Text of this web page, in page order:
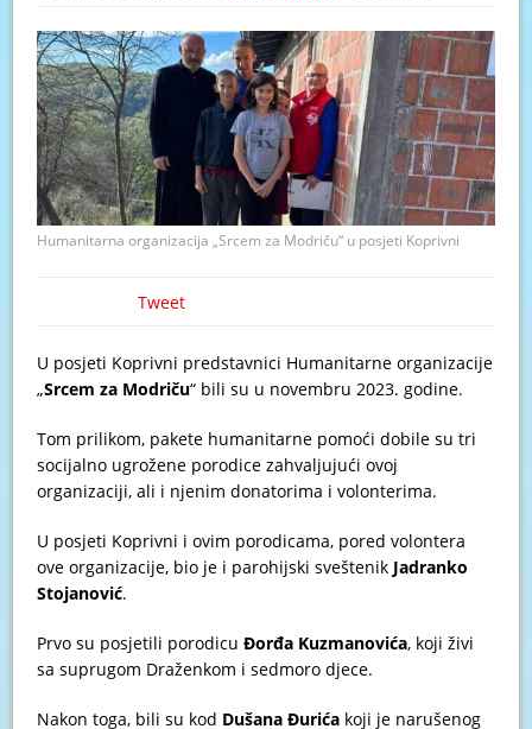
Humanitarna organizacija „Srcem za Modriču“ u posjeti Koprivni
Tweet
U posjeti Koprivni predstavnici Humanitarne organizacije
„Srcem za Modriču“ bili su u novembru 2023. godine.
Tom prilikom, pakete humanitarne pomoći dobile su tri
socijalno ugrožene porodice zahvaljujući ovoj
organizaciji, ali i njenim donatorima i volonterima.
U posjeti Koprivni i ovim porodicama, pored volontera
ove organizacije, bio je i parohijski sveštenik Jadranko
Stojanović.
Prvo su posjetili porodicuĐorđa Kuzmanovića, koji živi
sa suprugom Draženkom i sedmoro djece.
Nakon toga, bili su kod Dušana Đurića koji je narušenog